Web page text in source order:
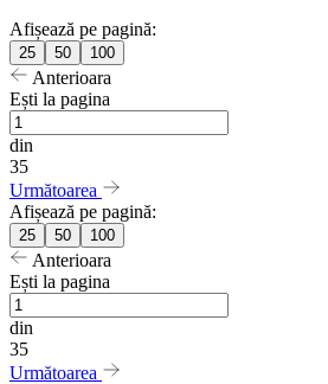
Afișează pe pagină:
25 50 100
Anterioara
Ești la pagina
din
35
Următoarea
Afișează pe pagină:
25 50 100
Anterioara
Ești la pagina
din
35
Următoarea